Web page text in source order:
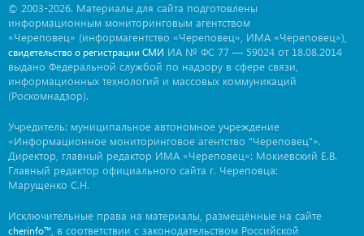
© 2003-2026. Материалы для сайта подготовлены
информационным мониторинговым агентством
«Череповец» (информагентство «Череповец», ИМА «Череповец»),
свидетельство о регистрации СМИ ИА № ФС 77 — 59024 от 18.08.2014
выдано Федеральной службой по надзору в сфере связи,
информационных технологий и массовых коммуникаций
(Роскомнадзор).
Учредитель: муниципальное автономное учреждение
«Информационное мониторинговое агентство "Череповец"».
Директор, главный редактор ИМА «Череповец»: Мокиевский Е.В.
Главный редактор официального сайта г. Череповца:
Марущенко С.Н.
Исключительные права на материалы, размещённые на сайте
cherinfo™ , в соответствии с законодательством Российской